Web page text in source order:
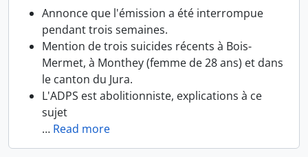
Annonce que l'émission a été interrompue
pendant trois semaines.
Mention de trois suicides récents à Bois-
Mermet, à Monthey (femme de 28 ans) et dans
le canton du Jura.
L'ADPS est abolitionniste, explications à ce
sujet
… Read more